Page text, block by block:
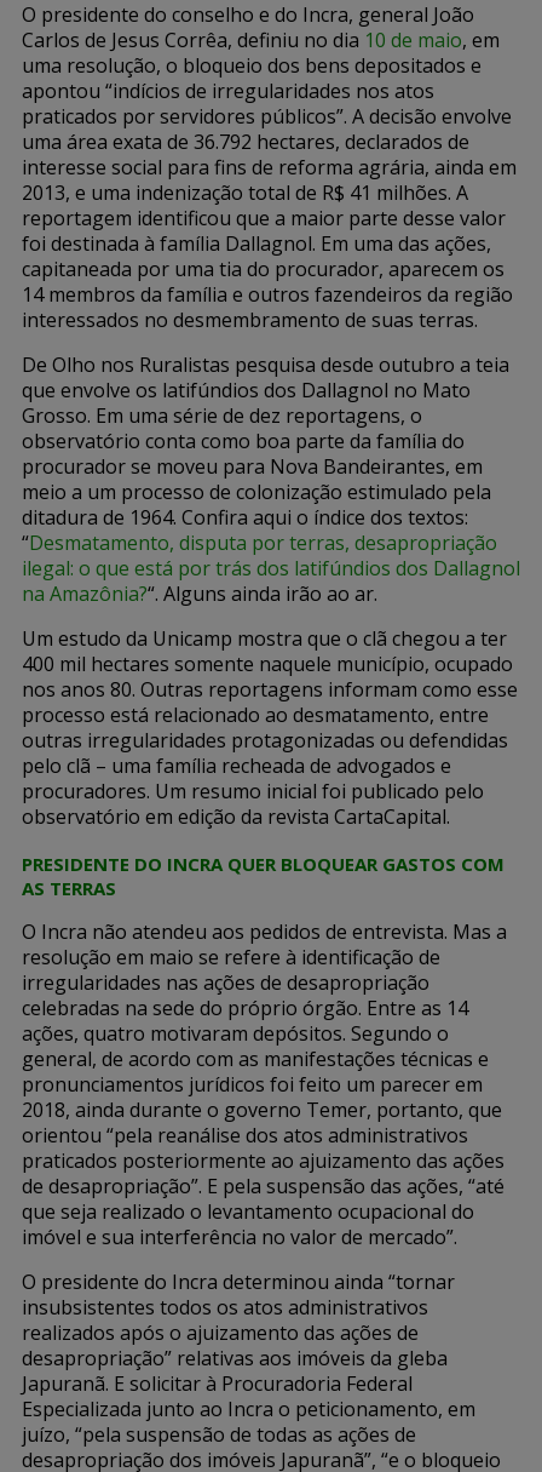
O presidente do conselho e do Incra, general João
Carlos de Jesus Corrêa, definiu no dia 10 de maio, em
uma resolução, o bloqueio dos bens depositados e
apontou “indícios de irregularidades nos atos
praticados por servidores públicos”. A decisão envolve
uma área exata de 36.792 hectares, declarados de
interesse social para fins de reforma agrária, ainda em
2013, e uma indenização total de R$ 41 milhões. A
reportagem identificou que a maior parte desse valor
foi destinada à família Dallagnol. Em uma das ações,
capitaneada por uma tia do procurador, aparecem os
14 membros da família e outros fazendeiros da região
interessados no desmembramento de suas terras.
De Olho nos Ruralistas pesquisa desde outubro a teia
que envolve os latifúndios dos Dallagnol no Mato
Grosso. Em uma série de dez reportagens, o
observatório conta como boa parte da família do
procurador se moveu para Nova Bandeirantes, em
meio a um processo de colonização estimulado pela
ditadura de 1964. Confira aqui o índice dos textos:
“Desmatamento, disputa por terras, desapropriação
ilegal: o que está por trás dos latifúndios dos Dallagnol
na Amazônia?“. Alguns ainda irão ao ar.
Um estudo da Unicamp mostra que o clã chegou a ter
400 mil hectares somente naquele município, ocupado
nos anos 80. Outras reportagens informam como esse
processo está relacionado ao desmatamento, entre
outras irregularidades protagonizadas ou defendidas
pelo clã – uma família recheada de advogados e
procuradores. Um resumo inicial foi publicado pelo
observatório em edição da revista CartaCapital.
PRESIDENTE DO INCRA QUER BLOQUEAR GASTOS COM
AS TERRAS
O Incra não atendeu aos pedidos de entrevista. Mas a
resolução em maio se refere à identificação de
irregularidades nas ações de desapropriação
celebradas na sede do próprio órgão. Entre as 14
ações, quatro motivaram depósitos. Segundo o
general, de acordo com as manifestações técnicas e
pronunciamentos jurídicos foi feito um parecer em
2018, ainda durante o governo Temer, portanto, que
orientou “pela reanálise dos atos administrativos
praticados posteriormente ao ajuizamento das ações
de desapropriação”. E pela suspensão das ações, “até
que seja realizado o levantamento ocupacional do
imóvel e sua interferência no valor de mercado”.
O presidente do Incra determinou ainda “tornar
insubsistentes todos os atos administrativos
realizados após o ajuizamento das ações de
desapropriação” relativas aos imóveis da gleba
Japuranã. E solicitar à Procuradoria Federal
Especializada junto ao Incra o peticionamento, em
juízo, “pela suspensão de todas as ações de
desapropriação dos imóveis Japuranã”, “e o bloqueio